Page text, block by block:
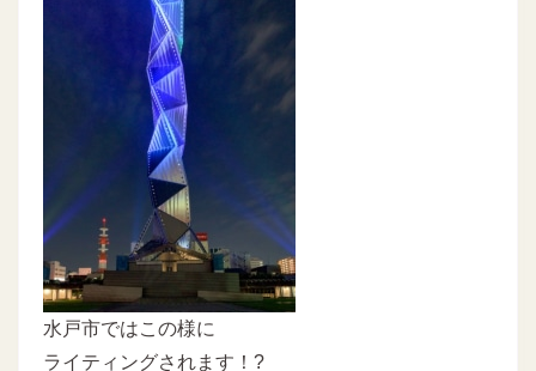
水戸市ではこの様に
ライティングされます！?